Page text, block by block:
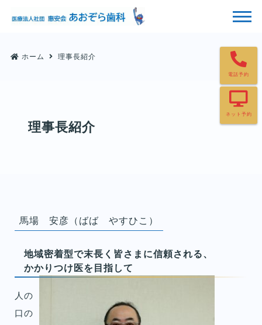
電話予約
ネット予約
ホーム 理事長紹介
理事長紹介
馬場 安彦（ばば やすひこ）
地域密着型で末長く皆さまに信頼される、
かかりつけ医を目 指して
人の
口の